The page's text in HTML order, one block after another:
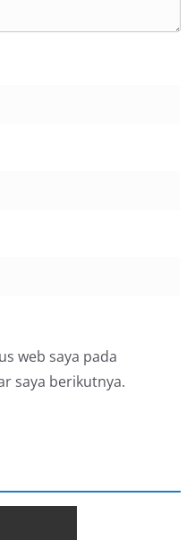
web saya pada
saya berikutnya.